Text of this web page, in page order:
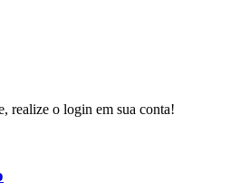
realize o login em sua conta!